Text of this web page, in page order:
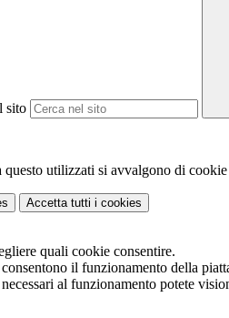
sito
utilizzati si avvalgono di
Accetta tutti i cookies
quali cookie consentire.
il funzionamento della
al funzionamento potete